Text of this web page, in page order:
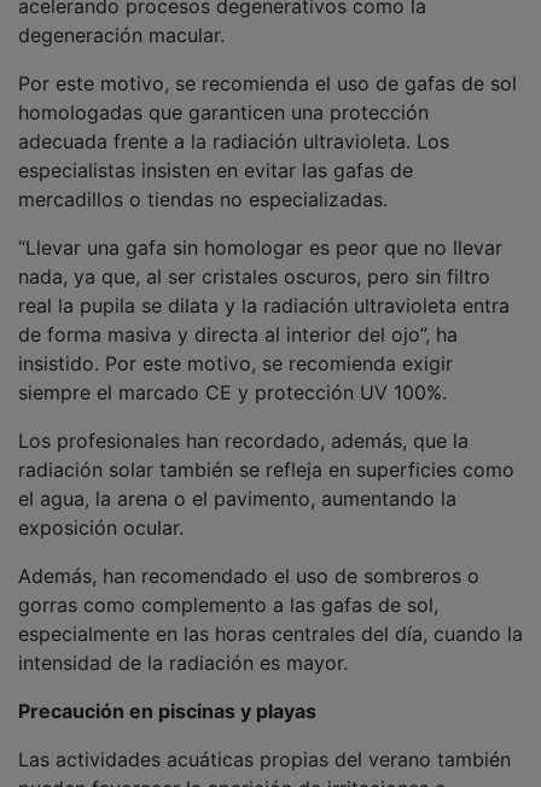
degeneración macular.
homologadas que garanticen una protección
adecuada frente a la radiación ultravioleta. Los
especialistas insisten en evitar las gafas de
mercadillos o tiendas no especializadas.
nada, ya que, al ser cristales oscuros, pero sin filtro
real la pupila se dilata y la radiación ultravioleta entra
de forma masiva y directa al interior del ojo”, ha
insistido. Por este motivo, se recomienda exigir
siempre el marcado CE y protección UV 100%.
radiación solar también se refleja en superficies como
el agua, la arena o el pavimento, aumentando la
exposición ocular.
gorras como complemento a las gafas de sol,
especialmente en las horas centrales del día, cuando la
intensidad de la radiación es mayor.
pueden favorecer la aparición de irritaciones e